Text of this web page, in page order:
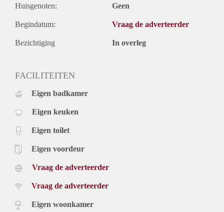
Huisgenoten: Geen
Begindatum: Vraag de adverteerder
Bezichtiging In overleg
FACILITEITEN
Eigen badkamer
Eigen keuken
Eigen toilet
Eigen voordeur
Vraag de adverteerder
Vraag de adverteerder
Eigen woonkamer